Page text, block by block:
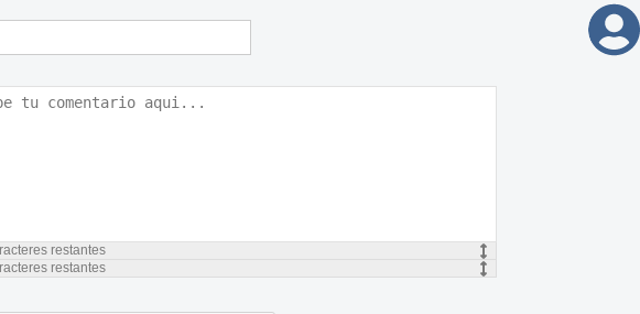
restantes
restantes